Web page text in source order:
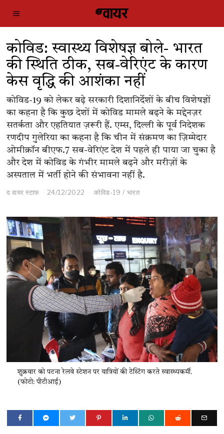
कोविड: स्वास्थ्य विशेषज्ञ बोले- भारत
की स्थिति ठीक, सब-वेरिएंट के कारण
केस वृद्धि की आशंका नहीं
कोविड-19 को लेकर बढ़े सरकारी दिशानिर्देशों के बीच विशेषज्ञों
का कहना है कि कुछ देशों में कोविड मामले बढ़ने के मद्देनज़र
सतर्कता और एहतियात ज़रूरी हैं. एम्स, दिल्ली के पूर्व निदेशक
रणदीप गुलेरिया का कहना है कि चीन में संक्रमण का ज़िम्मेदार
ओमीक्रॉन बीएफ.7 सब-वेरिएंट देश में पहले ही पाया जा चुका है
और देश में कोविड के गंभीर मामले बढ़ने और मरीज़ों के
अस्पताल में भर्ती होने की संभावना नहीं है.
द वायर स्टाफ 24/12/2022 कोविड-19 / भारत
शुक्रवार को पटना रेलवे स्टेशन पर यात्रियों की टेस्टिंग करते स्वास्थ्यकर्मी.
(फोटो: पीटीआई)